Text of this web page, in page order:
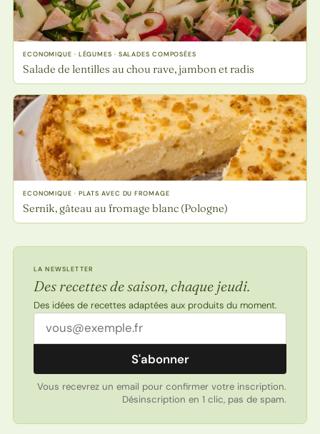
ECONOMIQUE · LÉGUMES · SALADES COMPOSÉES
Salade de lentilles au chou rave, jambon et radis
ECONOMIQUE · PLATS AVEC DU FROMAGE
Sernik, gâteau au fromage blanc (Pologne)
LA NEWSLETTER
Des recettes de saison, chaque jeudi.
Des idées de recettes adaptées aux produits du moment.
Adresse email
S'abonner
Vous recevrez un email pour confirmer votre inscription.
Désinscription en 1 clic, pas de spam.